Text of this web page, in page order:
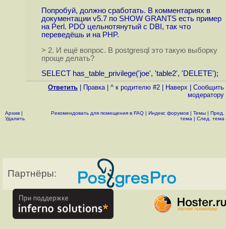
Попробуй, должно сработать. В комментариях в
документации v5.7 по SHOW GRANTS есть пример
на Perl. PDO цельнотянутый с DBI, так что
переведёшь и на PHP.
> 2. И ещё вопрос. В postgresql это такую выборку
проще делать?
SELECT has_table_privilege('joe', 'table2', 'DELETE');
Ответить Правка| ^ к родителю #2 Наверх
Cообщить
модератору
Архив |
Удалить
Рекомендовать для помещения в FAQ | Индекс форумов | Темы | Пред.
тема | След. тема
Партнёры: